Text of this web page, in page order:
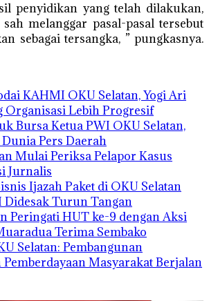
penyidikan yang telah dilakukan,
melanggar pasal-pasal tersebut
sebagai tersangka, ” pungkasnya.
KAHMI OKU Selatan, Yogi Ari
Organisasi Lebih Progresif
Bursa Ketua PWI OKU Selatan,
Pers Daerah
Mulai Periksa Pelapor Kasus
Jurnalis
Ijazah Paket di OKU Selatan
Didesak Turun Tangan
Peringati HUT ke-9 dengan Aksi
Terima Sembako
Selatan: Pembangunan
Masyarakat Berjalan